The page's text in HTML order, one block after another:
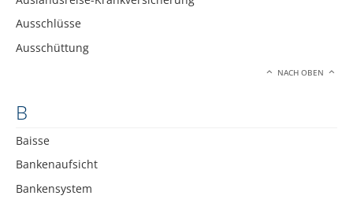
Ausschlüsse
Ausschüttung
NACH OBEN
B
Baisse
Bankenaufsicht
Bankensystem